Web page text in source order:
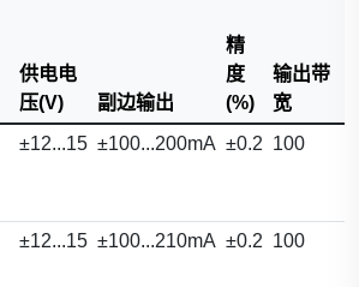
供电电
压(V)
副边输出
精
度
(%)
输出带
宽
±12...15 ±100...200mA ±0.2 100
±12...15 ±100...210mA ±0.2 100